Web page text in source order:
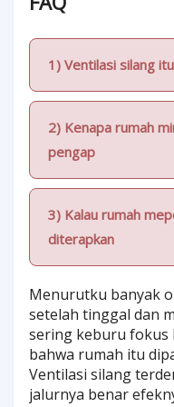
1) Ventilasi silang
2) Kenapa rumah
pengap
3) Kalau rumah
diterapkan
Menurutku banyak
setelah tinggal dan
sering keburu fokus
bahwa rumah itu
Ventilasi silang
jalurnya benar